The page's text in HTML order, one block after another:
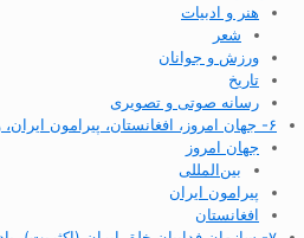
هنر و ادبیات
شعر
ورزش و جوانان
تاریخ
رسانه صوتی و تصویری
۶- جهان امروز، افغانستان، پیرامون ایران، و نظرات شما
جهان امروز
بین‌المللی
پیرامون ایران
افغانستان